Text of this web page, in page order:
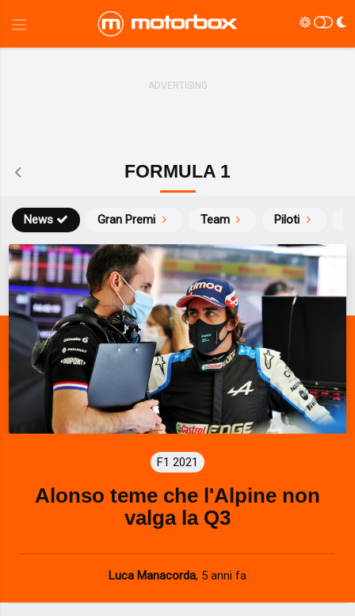
FORMULA 1
News Gran Premi Team Piloti
F1 2021
Alonso teme che l'Alpine non
valga la Q3
Luca Manacorda, 5 anni fa